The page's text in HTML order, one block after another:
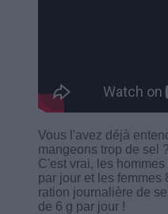
Vous l'avez déjà
mangeons trop de sel
C'est vrai, les
par jour et les femmes
ration journalière de
de 6 g par jour !